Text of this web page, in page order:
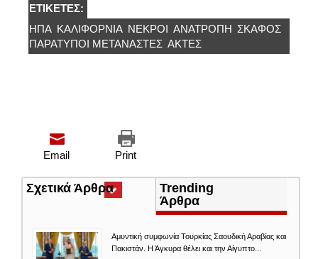
ΕΤΙΚΈΤΕΣ:
ΗΠΑ ΚΑΛΙΦΌΡΝΙΑ ΝΕΚΡΟΊ ΑΝΑΤΡΟΠΗ ΣΚΆΦΟΣ
ΠΑΡΆΤΥΠΟΙ ΜΕΤΑΝΆΣΤΕΣ ΑΚΤΈΣ
Print
Email
Σχετικά Άρθρα(ενεργή
καρτέλα)
Trending
Άρθρα
Αμυντική συμφωνία Τουρκίας Σαουδική Αραβίας και
Πακιστάν. Η Άγκυρα θέλει και την Αίγυπτο...